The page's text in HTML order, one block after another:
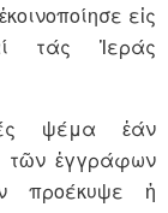
εἰς
τάς Ἱεράς
ψέμα ἐάν
τῶν ἐγγράφων
προέκυψε ἡ